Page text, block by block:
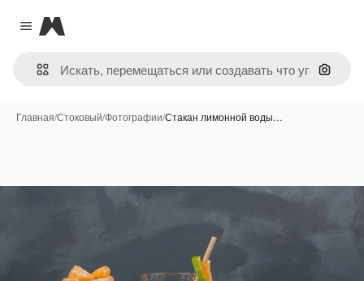
Close menu
Magnific
Поиск
Главная/Стоковый/Фотографии/Стакан лимонной воды…